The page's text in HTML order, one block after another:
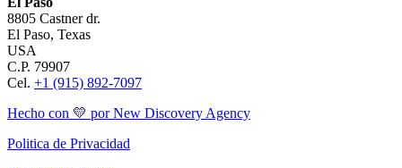
8805 Castner dr.
El Paso, Texas
USA
C.P. 79907
Cel. +1 (915) 892-7097
Hecho con 💛 por New Discovery Agency
Politica de Privacidad